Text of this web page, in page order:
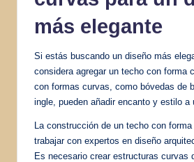
más elegante
Si estás buscando un diseño más
considera agregar un techo con forma
con formas curvas, como bóvedas de
ingle, pueden añadir encanto y estilo a
La construcción de un techo con
trabajar con expertos en diseño
Es necesario crear estructuras curvas